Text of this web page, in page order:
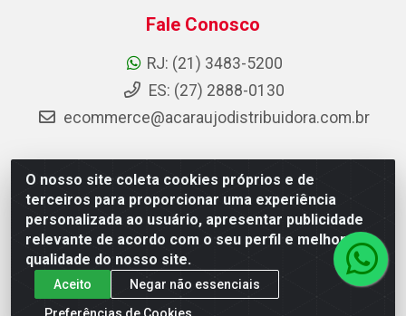
O nosso site coleta cookies próprios e de
terceiros para proporcionar uma experiência
personalizada ao usuário, apresentar publicidade
relevante de acordo com o seu perfil e melhorar a
qualidade do nosso site.
Aceito
Negar não essenciais
Preferências de Cookies
Fale Conosco
RJ: (21) 3483-5200
ES: (27) 2888-0130
ecommerce@acaraujodistribuidora.com.br
AC Araujo Distribuidora - Rua Carneiro de Campos, 42 -
São Cristóvão, Rio de Janeiro/RJ - CEP 20.920-410 -
CNPJ 08.744.753/0003-85